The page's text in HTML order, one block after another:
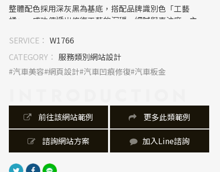
整體配色採用深灰黑為基底，搭配品牌識別色「工藝
橘」，成功傳遞出修復工藝的沉穩、細膩與專注度。主
車主所重視的車身美感與細節。
｜ UI/UX 布局：清晰導向，快速導流
「地圖位置」等重點內容。橘色導引按鈕（More）具有
強烈視覺指引效果，提升點擊率與用戶參與度。
SERVICE： W1766
CATEGORY： 服務類別網站設計
汽車美容 網頁設計 汽車凹痕修復 汽車板金
前往該網站範例 更多此類範例
諮詢網站方案 加入Line諮詢